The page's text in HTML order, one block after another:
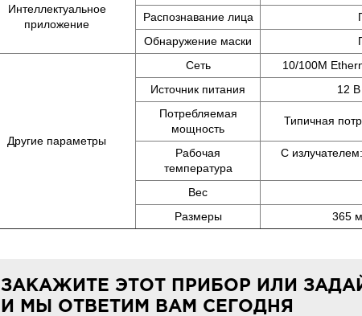
Интеллектуальное
приложение
Распознавание лица
Обнаружение маски
Другие параметры
Сеть
10/100M
Источник питания
12 В
Потребляемая
мощность
Типичная
Рабочая
температура
С
Вес
Размеры
365
ЗАКАЖИТЕ ЭТОТ ПРИБОР ИЛИ
И МЫ ОТВЕТИМ ВАМ СЕГОДНЯ